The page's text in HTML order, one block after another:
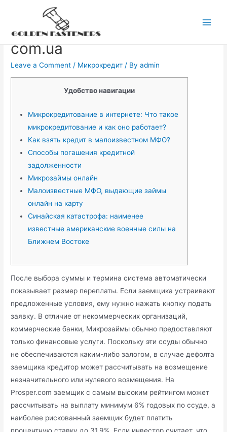
contentУкрпозика ukrpozyka
com.ua
Leave a Comment / Микрокредит / Byadmin
Удобство навигации
Микрокредитование в интернете: Что такое
микрокредитование и как оно работает?
Как взять кредит в малоизвестном МФО?
Способы погашения кредитной
задолженности
Микрозаймы онлайн
Малоизвестные МФО, выдающие займы
онлайн на карту
Синайская катастрофа: наименее
известные американские военные силы на
Ближнем Востоке
После выбора суммы и термина система автоматически
показывает размер переплаты. Если заемщика устраивают
предложенные условия, ему нужно нажать кнопку подать
заявку. В отличие от некоммерческих организаций,
коммерческие банки, Микрозаймы обычно предоставляют
только финансовые услуги. Поскольку эти ссуды обычно
не обеспечиваются каким-либо залогом, в случае дефолта
заемщика кредитор может рассчитывать на возмещение
незначительного или нулевого возмещения. На
Prosper.com заемщик с самым высоким рейтингом может
рассчитывать на выплату минимум 6% годовых по ссуде, а
наиболее рискованный заемщик будет платить